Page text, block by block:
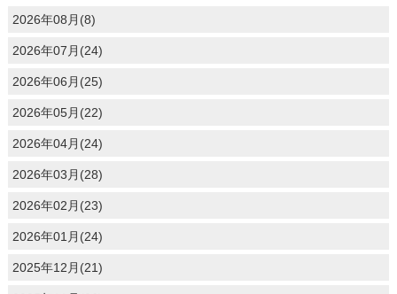
2026年08月(8)
2026年07月(24)
2026年06月(25)
2026年05月(22)
2026年04月(24)
2026年03月(28)
2026年02月(23)
2026年01月(24)
2025年12月(21)